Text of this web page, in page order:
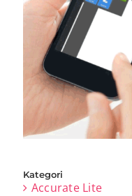
Kategori
Accurate Lite